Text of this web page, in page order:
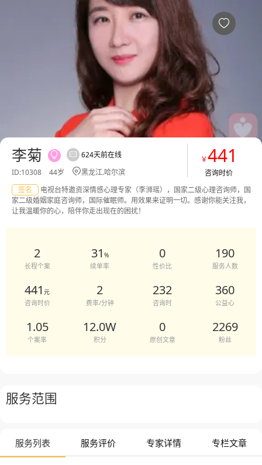
李菊心理专家简介，心理咨询服务费用多少，效果怎么样-给力心理

李菊  
624天前在线
ID:10308
44岁 黑龙江.哈尔滨
￥441
咨询时价
签名
电视台特邀资深情感心理专家（李浉瑶），国家二级心理咨询师，国
家二级婚姻家庭咨询师，国际催眠师。用效果来证明一切。感谢你能关注我，
让我温暖你的心，陪伴你走出现在的困扰！
2
长程个案
31 %
续单率
0
性价比
190
服务人数
441 元
咨询时价
2
费率/分钟
232
咨询时
360
公益心
1.05
个案率
12.0W
积分
0
原创文章
2269
粉丝
服务范围
服务列表 服务评价 专家详情 专栏文章